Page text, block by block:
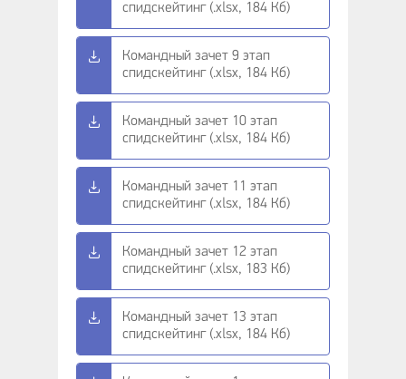
спидскейтинг (.xlsx, 184 Кб)
Командный зачет 9 этап
спидскейтинг (.xlsx, 184 Кб)
Командный зачет 10 этап
спидскейтинг (.xlsx, 184 Кб)
Командный зачет 11 этап
спидскейтинг (.xlsx, 184 Кб)
Командный зачет 12 этап
спидскейтинг (.xlsx, 183 Кб)
Командный зачет 13 этап
спидскейтинг (.xlsx, 184 Кб)